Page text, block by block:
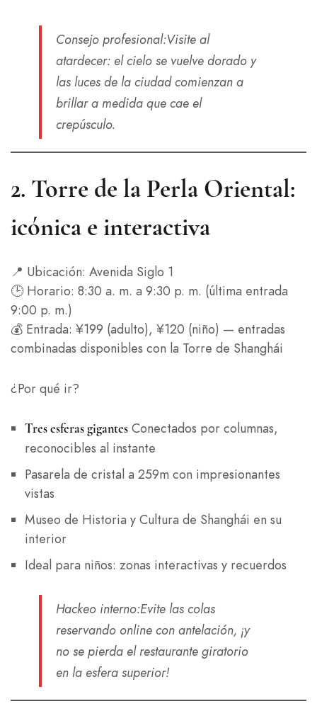
Consejo profesional:Visite al
atardecer: el cielo se vuelve dorado y
las luces de la ciudad comienzan a
brillar a medida que cae el
crepúsculo.
2. Torre de la Perla Oriental:
icónica e interactiva
📍 Ubicación: Avenida Siglo 1
🕒 Horario: 8:30 a. m. a 9:30 p. m. (última entrada
9:00 p. m.)
💰 Entrada: ¥199 (adulto), ¥120 (niño) — entradas
combinadas disponibles con la Torre de Shanghái
¿Por qué ir?
Tres esferas gigantesConectados por columnas,
reconocibles al instante
Pasarela de cristal a 259m con impresionantes
vistas
Museo de Historia y Cultura de Shanghái en su
interior
Ideal para niños: zonas interactivas y recuerdos
Hackeo interno:Evite las colas
reservando online con antelación, ¡y
no se pierda el restaurante giratorio
en la esfera superior!